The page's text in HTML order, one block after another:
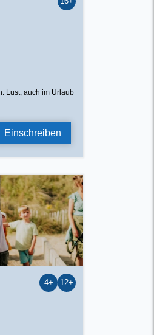
Lust, auch im Urlaub
Einschreiben
4+ 12+